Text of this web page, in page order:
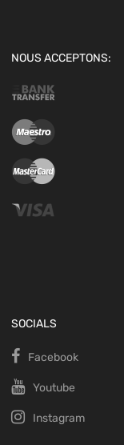
NOUS ACCEPTONS:
SOCIALS
Facebook
Youtube
Instagram